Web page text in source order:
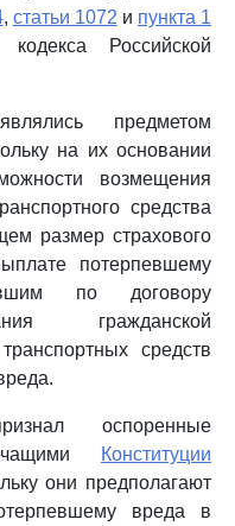
, статьи 1072 и пункта 1
Российской
предметом
на их основании
возмещения
средства
размер страхового
потерпевшему
по договору
гражданской
средств
оспоренные
Конституции
они предполагают
вреда в